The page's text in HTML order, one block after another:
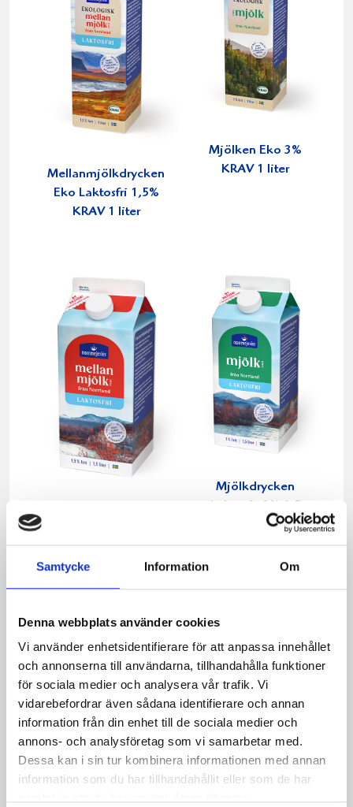
Samtycke Information Om
Denna webbplats använder cookies
Vi använder enhetsidentifierare för att anpassa innehållet
och annonserna till användarna, tillhandahålla funktioner
för sociala medier och analysera vår trafik. Vi
vidarebefordrar även sådana identifierare och annan
information från din enhet till de sociala medier och
annons- och analysföretag som vi samarbetar med.
Dessa kan i sin tur kombinera informationen med annan
information som du har tillhandahållit eller som de har
Mellanmjölkdrycken
Eko Laktosfri 1,5%
KRAV 1 liter
Mjölken Eko 3%
KRAV 1 liter
liter
Mjölkdrycken